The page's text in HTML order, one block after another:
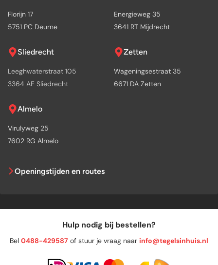
Florijn 17
5751 PC Deurne
Energieweg 35
3641 RT Mijdrecht
Sliedrecht
Leeghwaterstraat 105
3364 AE Sliedrecht
Zetten
Wageningsestraat 35
6671 DA Zetten
Almelo
Virulyweg 25
7602 RG Almelo
Openingstijden en routes
Hulp nodig bij bestellen?
Bel 0488-429587 of stuur je vraag naar info@tegelsinhuis.nl